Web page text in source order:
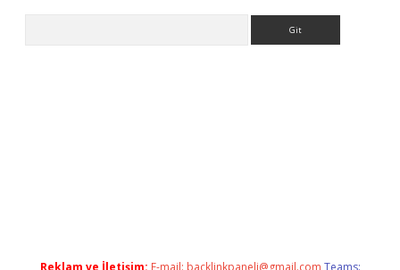
Reklam ve İletişim: E-mail: backlinkpaneli@gmail.com Teams: